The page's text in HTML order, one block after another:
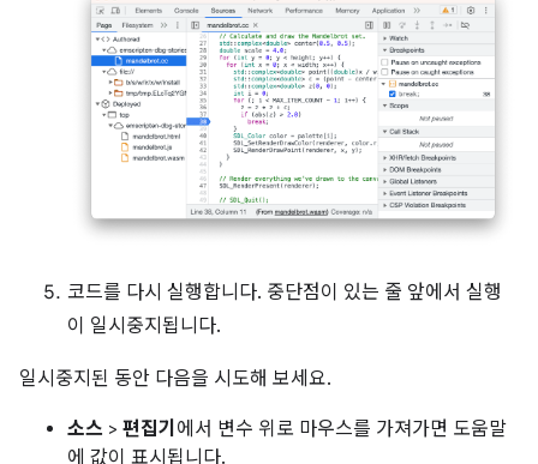
코드를 다시 실행합니다. 중단점이 있는 줄 앞에서 실행
이 일시중지됩니다.
일시중지된 동안 다음을 시도해 보세요.
소스 > 편집기 에서 변수 위로 마우스를 가져가면 도움말
에 값이 표시됩니다.